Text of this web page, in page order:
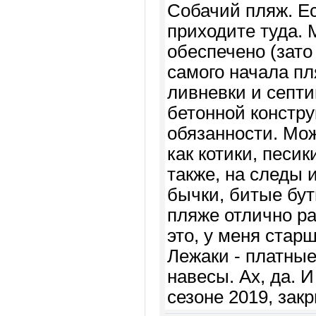
Собачий пляж.
приходите
обеспечено
самого начала
ливневки и
бетонной
обязанности.
как котики,
также, на следы
бычки, битые
пляже отлично
это, у меня
Лежаки -
навесы. Ах, да.
сезоне 2019,